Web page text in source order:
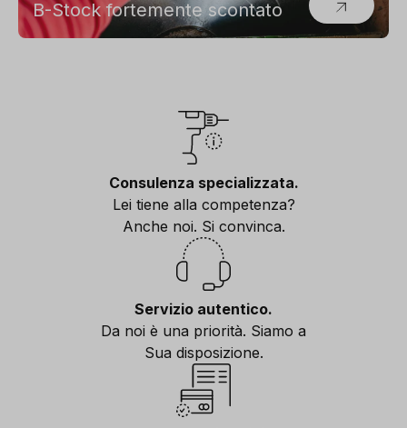
B-Stock fortemente scontato
Consulenza specializzata.
Lei tiene alla competenza?
Anche noi. Si convinca.
Servizio autentico.
Da noi è una priorità. Siamo a
Sua disposizione.